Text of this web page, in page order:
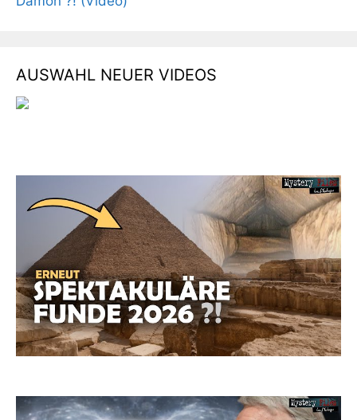
AUSWAHL NEUER VIDEOS